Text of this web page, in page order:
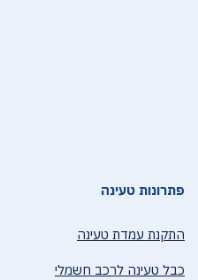
פתרונות טעינה
התקנת עמדת טעינה
כבל טעינה לרכב חשמלי